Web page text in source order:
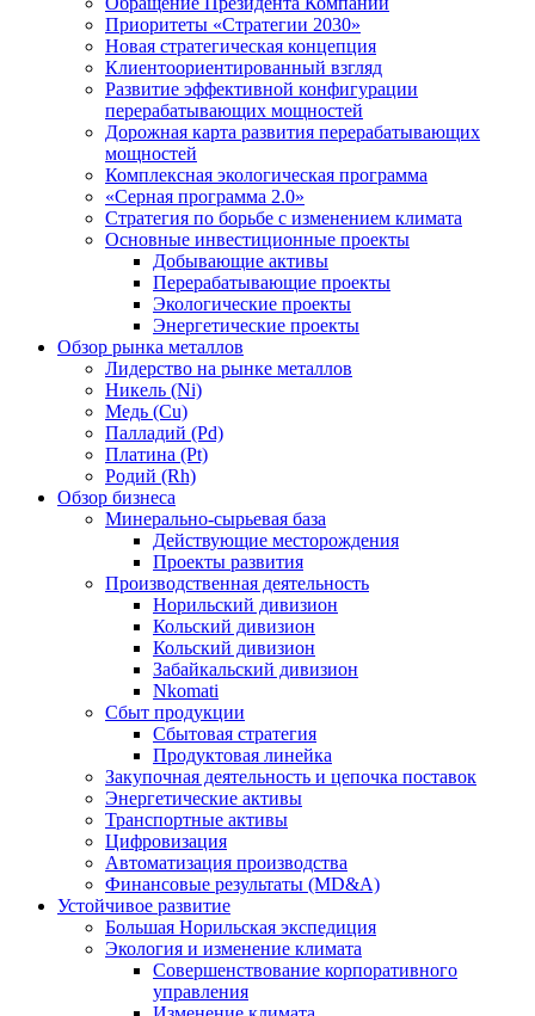
Приоритеты «Стратегии 2030»
Новая стратегическая концепция
Клиентоориентированный взгляд
Развитие эффективной конфигурации
перерабатывающих мощностей
Дорожная карта развития перерабатывающих
мощностей
Комплексная экологическая программа
«Серная программа 2.0»
Стратегия по борьбе с изменением климата
Основные инвестиционные проекты
Добывающие активы
Перерабатывающие проекты
Экологические проекты
Энергетические проекты
Обзор рынка металлов
Лидерство на рынке металлов
Никель (Ni)
Медь (Cu)
Палладий (Pd)
Платина (Pt)
Родий (Rh)
Обзор бизнеса
Минерально-сырьевая база
Действующие месторождения
Проекты развития
Производственная деятельность
Норильский дивизион
Кольский дивизион
Кольский дивизион
Забайкальский дивизион
Nkomati
Сбыт продукции
Сбытовая стратегия
Продуктовая линейка
Закупочная деятельность и цепочка поставок
Энергетические активы
Транспортные активы
Цифровизация
Автоматизация производства
Финансовые результаты (MD&A)
Устойчивое развитие
Большая Норильская экспедиция
Экология и изменение климата
Совершенствование корпоративного
управления